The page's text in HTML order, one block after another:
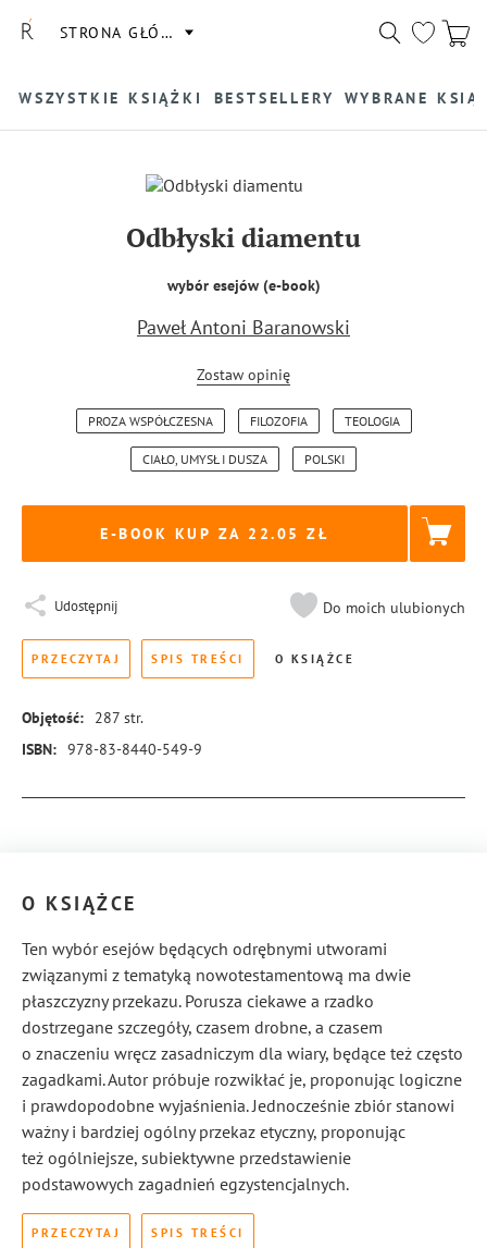
STRONA GŁÓWNA
WSZYSTKIE KSIĄŻKI BESTSELLERY WYBRANE
Odbłyski diamentu
wybór esejów (e-book)
Paweł Antoni Baranowski
Zostaw opinię
PROZA WSPÓŁCZESNA FILOZOFIA TEOLOGIA
CIAŁO, UMYSŁ I DUSZA POLSKI
E-BOOK KUP ZA 22.05
Udostępnij Do moich ulubionych
PRZECZYTAJ SPIS TREŚCI O KSIĄŻCE
Objętość: 287 str.
ISBN: 978-83-8440-549-9
O KSIĄŻCE
Ten wybór esejów będących odrębnymi utworami
związanymi z tematyką nowotestamentową ma dwie
płaszczyzny przekazu. Porusza ciekawe a rzadko
dostrzegane szczegóły, czasem drobne, a czasem
o znaczeniu wręcz zasadniczym dla wiary, będące też często
zagadkami. Autor próbuje rozwikłać je, proponując logiczne
i prawdopodobne wyjaśnienia. Jednocześnie zbiór stanowi
ważny i bardziej ogólny przekaz etyczny, proponując
też ogólniejsze, subiektywne przedstawienie
podstawowych zagadnień egzystencjalnych.
PRZECZYTAJ SPIS TREŚCI